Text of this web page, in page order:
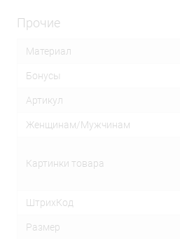
Прочие
Материал
Бонусы
Артикул
Женщинам/Мужчинам
Картинки товара
ШтрихКод
Размер